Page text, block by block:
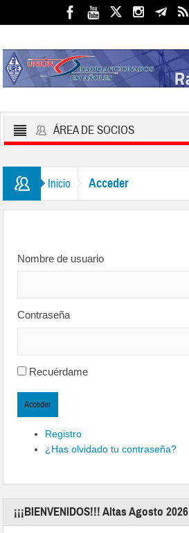
ÁREA DE SOCIOS
Inicio Acceder
Nombre de usuario
Contraseña
Recuérdame
Acceder
Registro
¿Has olvidado tu contraseña?
¡¡¡BIENVENIDOS!!! Altas Agosto 2026